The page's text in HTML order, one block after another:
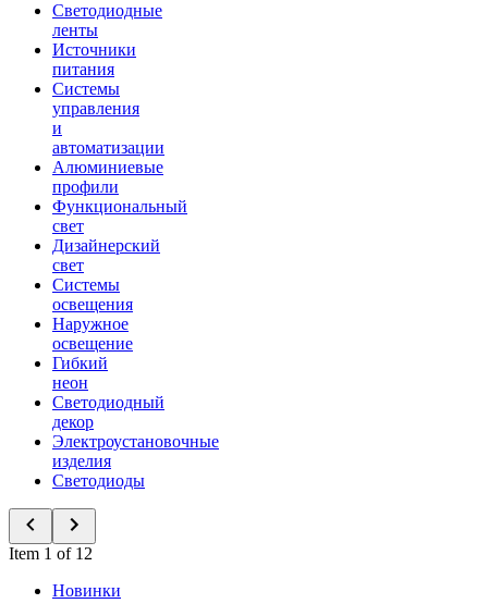
Светодиодные
ленты
Источники
питания
Системы
управления
и
автоматизации
Алюминиевые
профили
Функциональный
свет
Дизайнерский
свет
Системы
освещения
Наружное
освещение
Гибкий
неон
Светодиодный
декор
Электроустановочные
изделия
Светодиоды
Item 1 of 12
Новинки